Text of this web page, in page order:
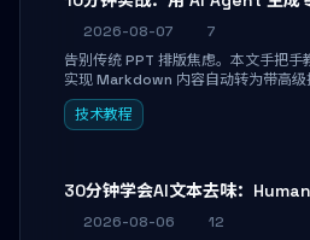
2026-08-07
7
告别传统 PPT 排版焦虑。本文手把手
实现 Markdown 内容自动转为带高级
运行时的 HTML 幻灯片。只需专注内
屏的专业级演示文稿。
技术教程
30分钟学会AI文本去味：
2026-08-06
12